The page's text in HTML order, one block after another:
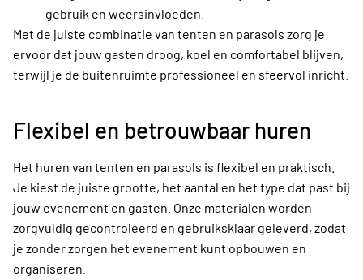
gebruik en weersinvloeden.
Met de juiste combinatie van tenten en parasols zorg je
ervoor dat jouw gasten droog, koel en comfortabel blijven,
terwijl je de buitenruimte professioneel en sfeervol inricht.
Flexibel en betrouwbaar huren
Het huren van tenten en parasols is flexibel en praktisch.
Je kiest de juiste grootte, het aantal en het type dat past bij
jouw evenement en gasten. Onze materialen worden
zorgvuldig gecontroleerd en gebruiksklaar geleverd, zodat
je zonder zorgen het evenement kunt opbouwen en
organiseren.